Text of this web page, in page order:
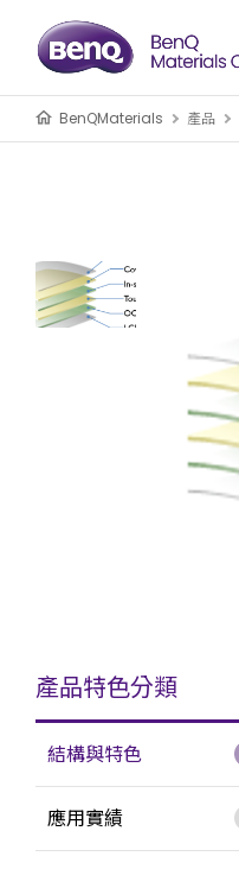
BenQMaterials 產品
產品特色分類
結構與特色
應用實績